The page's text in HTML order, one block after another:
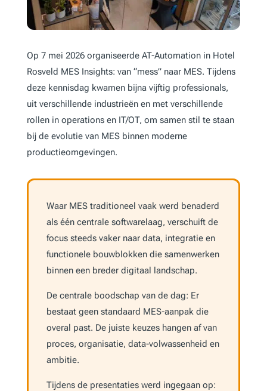
Op 7 mei 2026 organiseerde AT-Automation in Hotel
Rosveld MES Insights: van “mess” naar MES. Tijdens
deze kennisdag kwamen bijna vijftig professionals,
uit verschillende industrieën en met verschillende
rollen in operations en IT/OT, om samen stil te staan
bij de evolutie van MES binnen moderne
productieomgevingen.
Waar MES traditioneel vaak werd benaderd
als één centrale softwarelaag, verschuift de
focus steeds vaker naar data, integratie en
functionele bouwblokken die samenwerken
binnen een breder digitaal landschap.
De centrale boodschap van de dag: Er
bestaat geen standaard MES-aanpak die
overal past. De juiste keuzes hangen af van
proces, organisatie, data-volwassenheid en
ambitie.
Tijdens de presentaties werd ingegaan op: